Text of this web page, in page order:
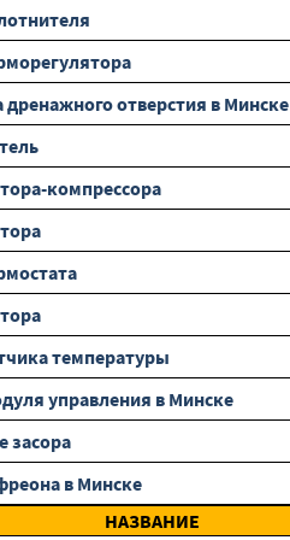
дренажного отверстия в Минске
компрессора
температуры
управления в Минске
засора
в Минске
НАЗВАНИЕ